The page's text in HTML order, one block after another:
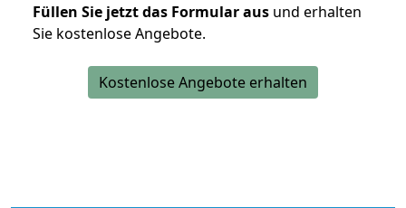
Füllen Sie jetzt das Formular aus und erhalten
Sie kostenlose Angebote.
Kostenlose Angebote erhalten